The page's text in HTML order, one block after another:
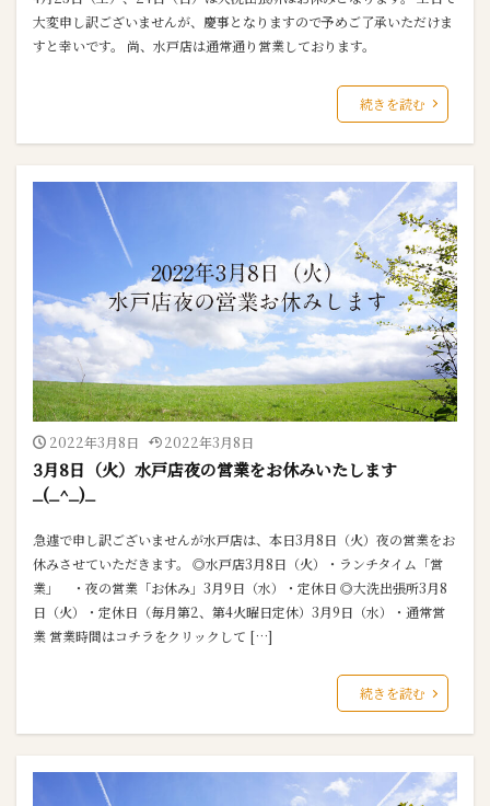
大変申し訳ございませんが、慶事となりますので予めご了承いただけま
すと幸いです。 尚、水戸店は通常通り営業しております。
続きを読む
2022年3月8日 2022年3月8日
3月8日（火）水戸店夜の営業をお休みいたします
_(_^_)_
急遽で申し訳ございませんが水戸店は、本日3月8日（火）夜の営業をお
休みさせていただきます。 ◎水戸店3月8日（火）・ランチタイム「営
業」 ・夜の営業「お休み」3月9日（水）・定休日 ◎大洗出張所3月8
日（火）・定休日（毎月第2、第4火曜日定休）3月9日（水）・通常営
業 営業時間はコチラをクリックして […]
続きを読む